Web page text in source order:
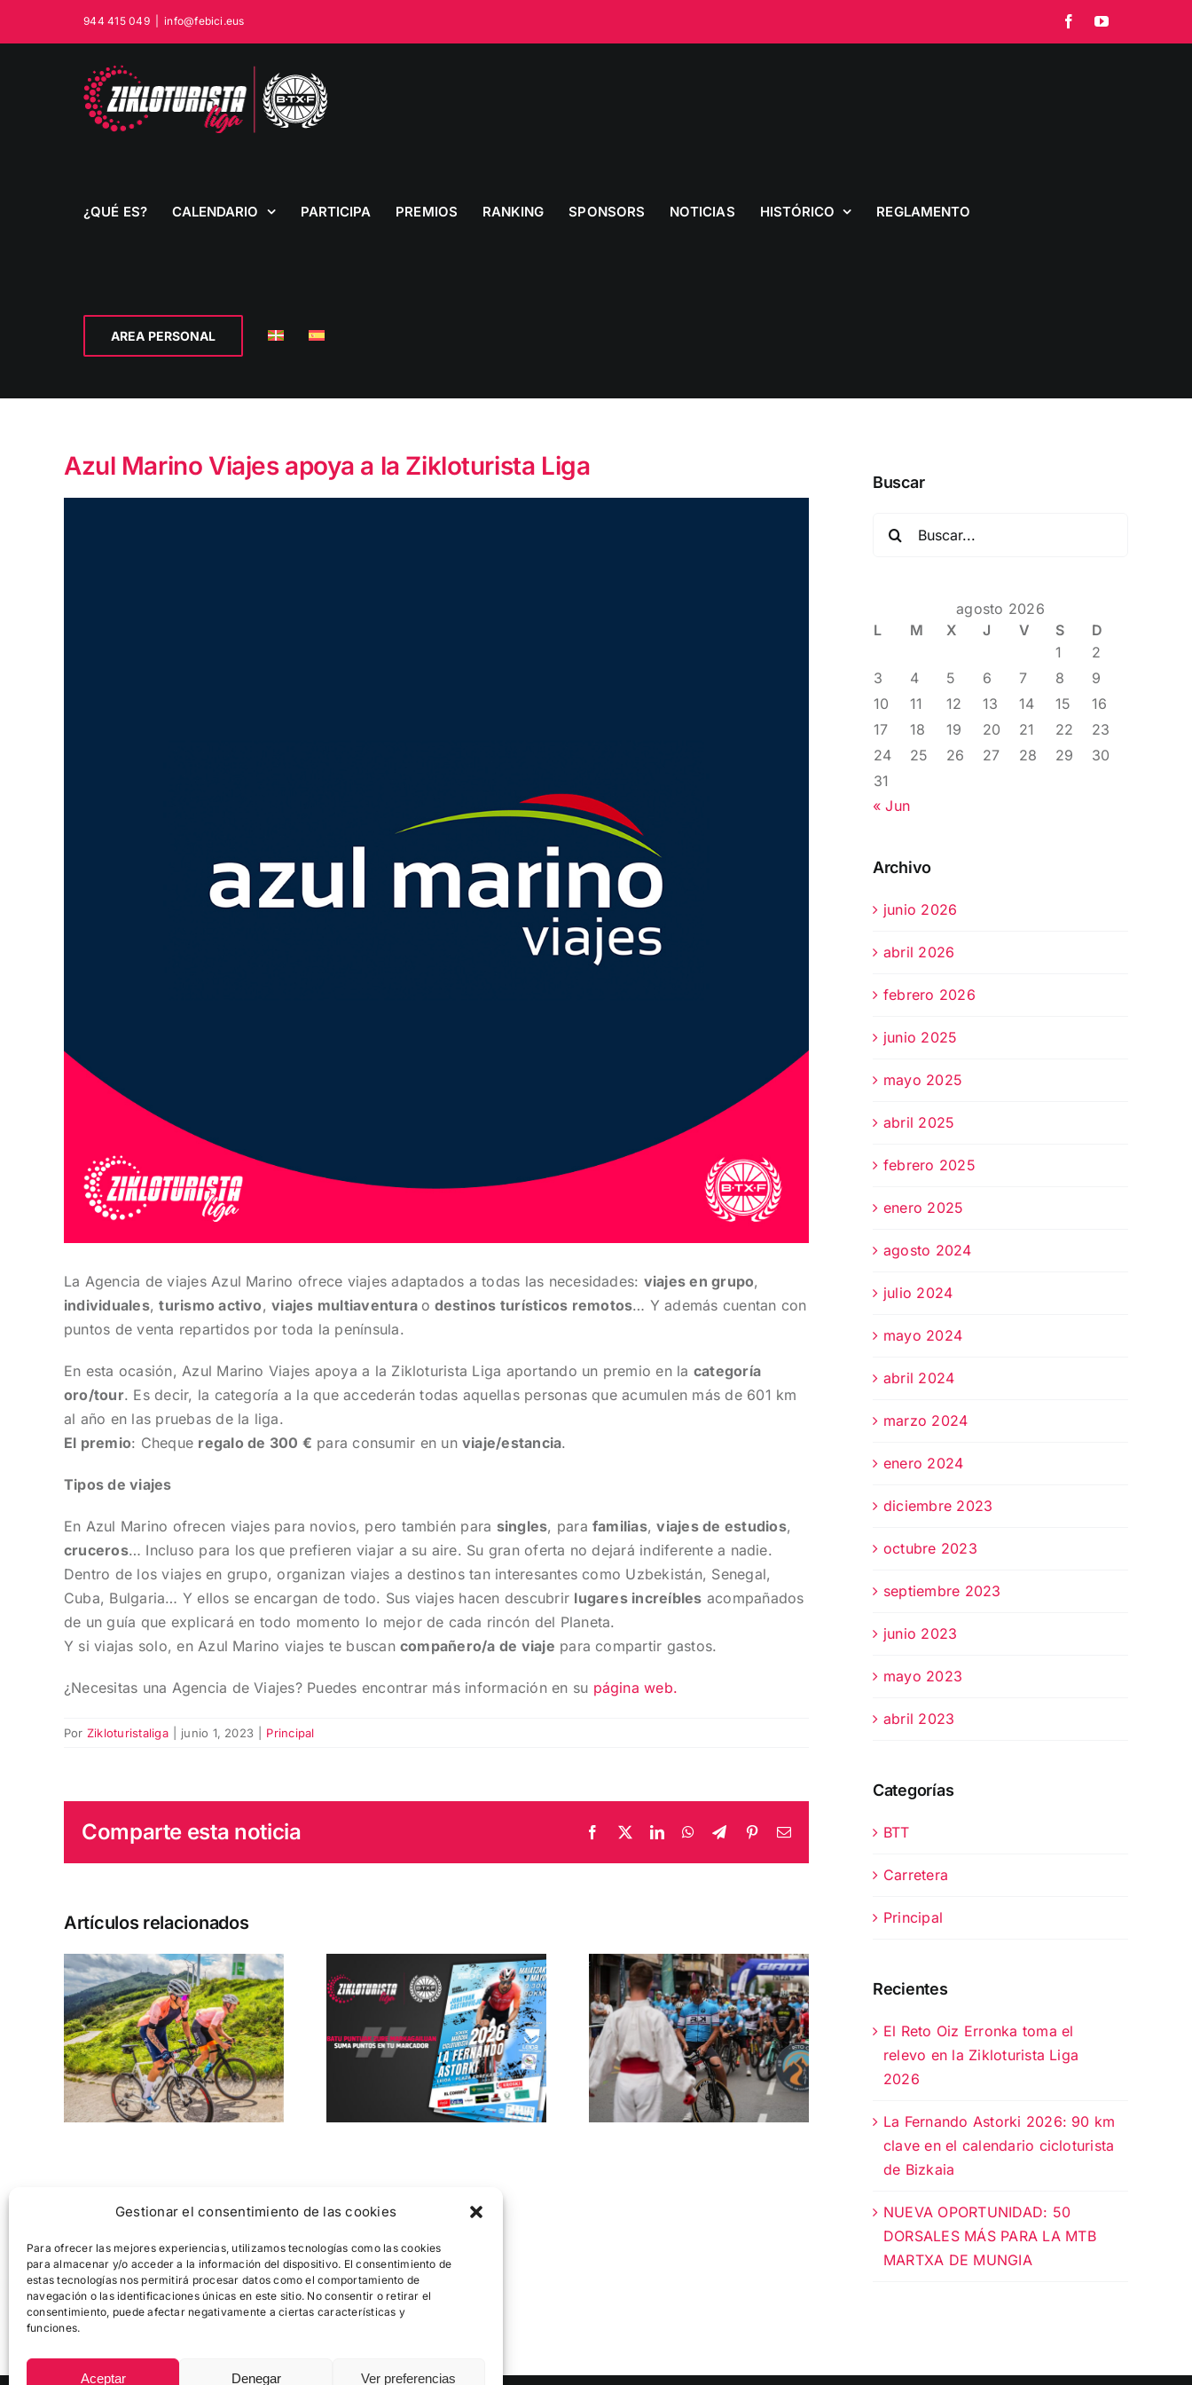
Gestionar el consentimiento de las cookies
Para ofrecer las mejores experiencias, utilizamos tecnologías como las cookies
para almacenar y/o acceder a la información del dispositivo. El consentimiento de
estas tecnologías nos permitirá procesar datos como el comportamiento de
navegación o las identificaciones únicas en este sitio. No consentir o retirar el
consentimiento, puede afectar negativamente a ciertas características y
funciones.
Aceptar Denegar Ver preferencias
944 415 049 info@febici.eus FacebookYouTube
¿QUÉ ES? CALENDARIO PARTICIPA PREMIOS RANKING SPONSORS NOTICIAS HISTÓRICO REGLAMENTO
AREA PERSONAL
Azul Marino Viajes apoya a la Zikloturista Liga
La Agencia de viajes Azul Marino ofrece viajes adaptados a todas las necesidades: viajes en grupo,
individuales,turismo activo,viajes multiaventura o destinos turísticos remotos… Y además cuentan con
puntos de venta repartidos por toda la península.
En esta ocasión, Azul Marino Viajes apoya a la Zikloturista Liga aportando un premio en la categoría
oro/tour. Es decir, la categoría a la que accederán todas aquellas personas que acumulen más de 601 km
al año en las pruebas de la liga.
El premio: Cheque regalo de 300 € para consumir en un viaje/estancia.
Tipos de viajes
En Azul Marino ofrecen viajes para novios, pero también para singles, parafamilias,viajes de estudios,
cruceros… Incluso para los que prefieren viajar a su aire. Su gran oferta no dejará indiferente a nadie.
Dentro de los viajes en grupo, organizan viajes a destinos tan interesantes como Uzbekistán, Senegal,
Cuba, Bulgaria… Y ellos se encargan de todo. Sus viajes hacen descubrir lugares increíbles acompañados
de un guía que explicará en todo momento lo mejor de cada rincón del Planeta.
Y si viajas solo, en Azul Marino viajes te buscan compañero/a de viaje para compartir gastos.
¿Necesitas una Agencia de Viajes? Puedes encontrar más información en su página web.
Por Zikloturistaliga junio 1, 2023 Principal
Comparte esta noticia Facebook
X LinkedInWhatsApp
TelegramPinterestCorreo
Artículos relacionados
El Reto Oiz
Erronka toma el
relevo en la
Zikloturista Liga
2026
La Fernando
Astorki 2026: 90
km clave en el
calendario
cicloturista de
Bizkaia
OIZ ERRONKA
2025: EDICIÓN
HISTÓRICA,
RÉCORD DE
INSCRIPCIÓN Y
MÁXIMA
PARTICIPACIÓN
FEMENINA
Buscar
agosto 2026
L
M X J V S
D
1
2
3
4 5 6 7 8
9
10
11 12 13 14 15
16
17
18 19 20 21 22
23
24
25 26 27 28 29
30
31
« Jun
Archivo
junio 2026
abril 2026
febrero 2026
junio 2025
mayo 2025
abril 2025
febrero 2025
enero 2025
agosto 2024
julio 2024
mayo 2024
abril 2024
marzo 2024
enero 2024
diciembre 2023
octubre 2023
septiembre 2023
junio 2023
mayo 2023
abril 2023
Categorías
BTT
Carretera
Principal
Recientes
El Reto Oiz Erronka toma el
relevo en la Zikloturista Liga
2026
La Fernando Astorki 2026: 90 km
clave en el calendario cicloturista
de Bizkaia
NUEVA OPORTUNIDAD: 50
DORSALES MÁS PARA LA MTB
MARTXA DE MUNGIA